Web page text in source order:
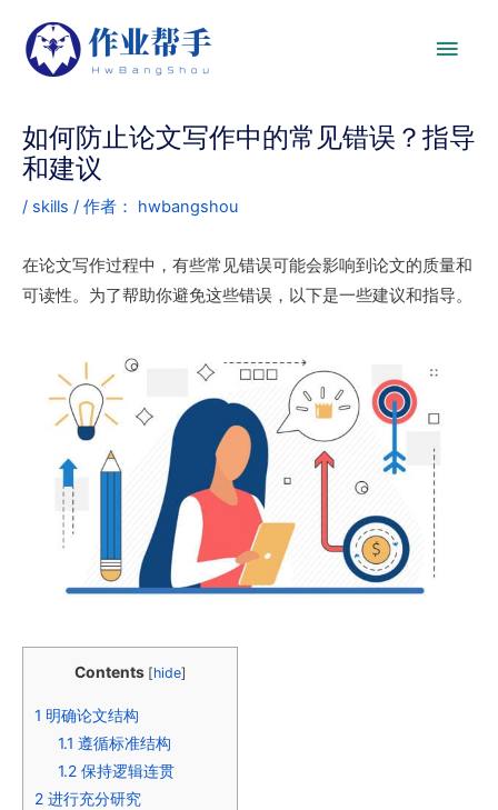
如何防止论文写作中的常见错误？指导
和建议
/ skills / 作者： hwbangshou
在论文写作过程中，有些常见错误可能会影响到论文的质量和
可读性。为了帮助你避免这些错误，以下是一些建议和指导。
Contents [hide]
1 明确论文结构
1.1 遵循标准结构
1.2保持逻辑连贯
2 进行充分研究